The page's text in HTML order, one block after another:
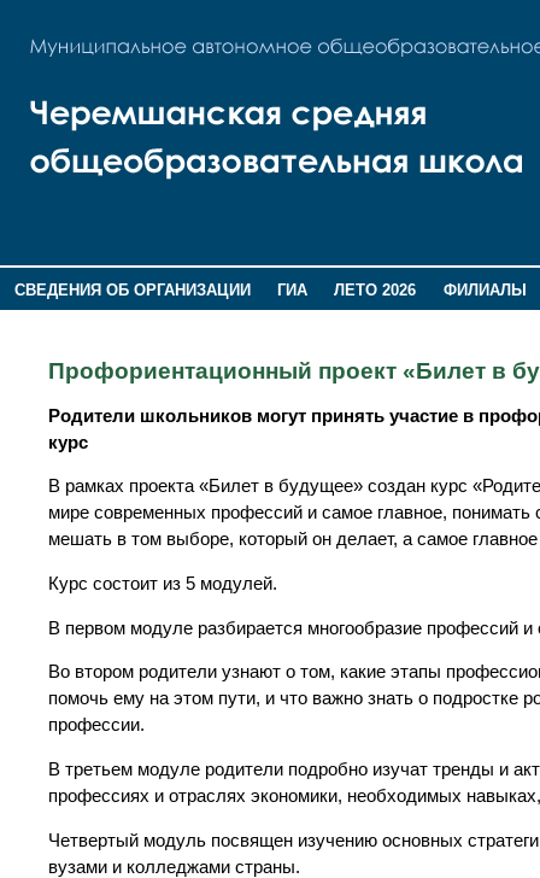
СВЕДЕНИЯ ОБ ОРГАНИЗАЦИИ ГИА ЛЕТО 2026
ФИЛИАЛЫ
Профориентационный проект «Билет в
Родители школьников могут принять участие в
курс
В рамках проекта «Билет в будущее» создан курс
мире современных профессий и самое главное,
мешать в том выборе, который он делает, а самое
Курс состоит из 5 модулей.
В первом модуле разбирается многообразие профессий
Во втором родители узнают о том, какие этапы
помочь ему на этом пути, и что важно знать о
профессии.
В третьем модуле родители подробно изучат тренды и
профессиях и отраслях экономики, необходимых
Четвертый модуль посвящен изучению основных
вузами и колледжами страны.